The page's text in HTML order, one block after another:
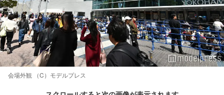
会場外観 （C）モデルプレス